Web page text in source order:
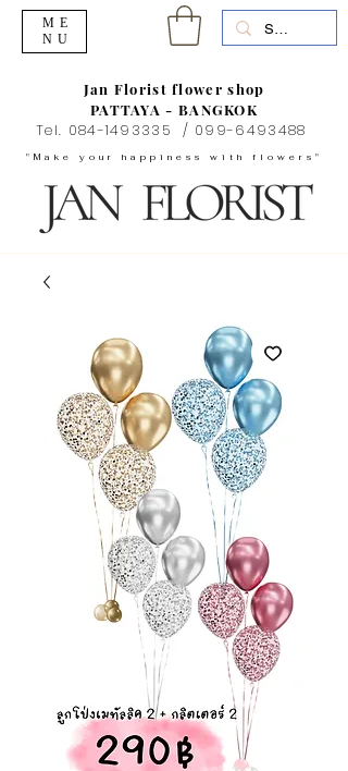
"Make your happiness with flowers"
Jan Florist flower shop
PATTAYA - BANGKOK
Tel. 084-1493335 / 099-6493488
ME
NU